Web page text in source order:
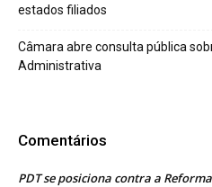
estados filiados
Câmara abre consulta pública
Administrativa
Comentários
PDT se posiciona contra a